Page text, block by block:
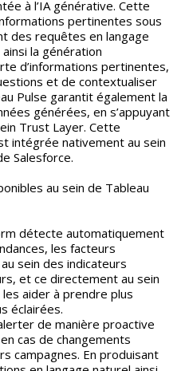
à l’IA générative. Cette
pertinentes sous
des requêtes en langage
la génération
d’informations pertinentes,
et de contextualiser
Pulse garantit également la
générées, en s’appuyant
Trust Layer. Cette
intégrée nativement au sein
Salesforce.
au sein de Tableau
détecte automatiquement
les facteurs
sein des indicateurs
et ce directement au sein
aider à prendre plus
éclairées.
de manière proactive
cas de changements
campagnes. En produisant